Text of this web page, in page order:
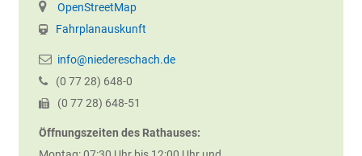
OpenStreetMap
Fahrplanauskunft
info@niedereschach.de
(0 7728) 648-0
(0 7728) 648-51
Öffnungszeiten des Rathauses: